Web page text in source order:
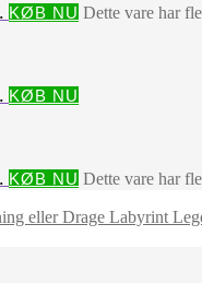
KØB NU Dette vare har
KØB NU
KØB NU Dette vare har